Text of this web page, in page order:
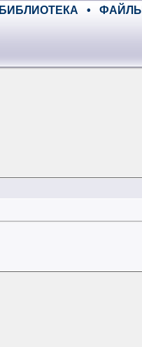
БИБЛИОТЕКА • ФАЙЛЫ